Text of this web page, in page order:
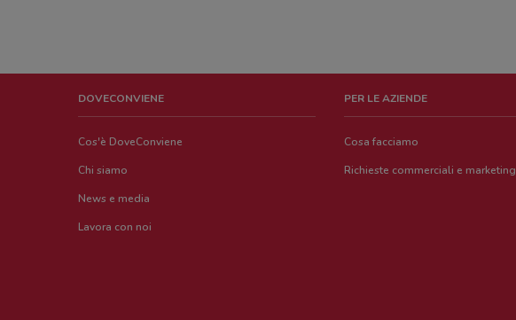
DOVECONVIENE
Cos'è DoveConviene
Chi siamo
News e media
Lavora con noi
PER LE AZIENDE
Cosa facciamo
Richieste commerciali e marketing